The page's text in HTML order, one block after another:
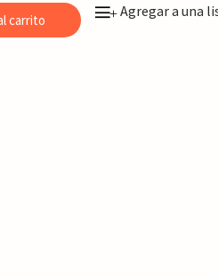
carrito +Agregar a una